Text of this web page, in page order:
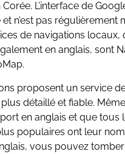
L’interface de
n’est pas régulièrement
de navigations locaux,
en anglais, sont
proposent un service
détaillé et fiable. Même
en anglais et que tous
populaires ont leur nom
vous pouvez